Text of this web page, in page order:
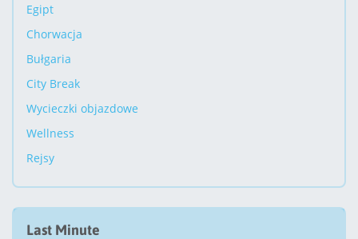
Egipt
Chorwacja
Bułgaria
City Break
Wycieczki objazdowe
Wellness
Rejsy
Last Minute